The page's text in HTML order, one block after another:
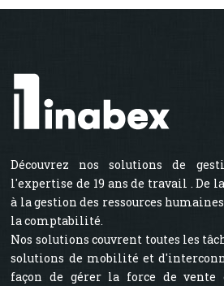
Découvrez nos solutions de
l'expertise de 19 ans de travail . De
à la gestion des ressources
la comptabilité.
Nos solutions couvrent toutes les
solutions de mobilité et
façon de gérer la force de vente